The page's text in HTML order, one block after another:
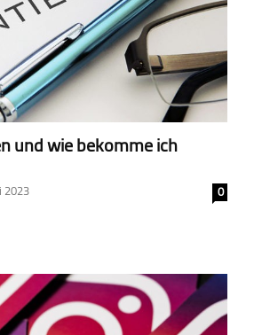
und wie bekomme ich
2023
0